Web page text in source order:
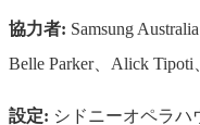
協力者: Samsung
Belle Parker、Alick
設定: シドニーオペラハ